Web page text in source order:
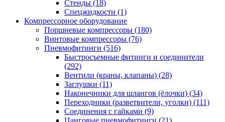
Стенды (18)
Спецжидкости (1)
Компрессорное оборудование
Поршневые компрессоры (180)
Винтовые компрессоры (76)
Пневмофитинги (516)
Быстросъемные фитинги и соединители
(292)
Вентили (краны, клапаны) (28)
Заглушки (11)
Наконечники для шлангов (ёлочки) (34)
Переходники (разветвители, уголки) (111)
Соединения с гайками (9)
Цанговые пневмофитинги (21)